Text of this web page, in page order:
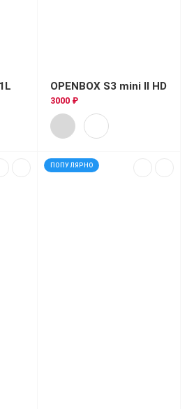
OPENBOX S3 mini II HD
3000 ₽
ПОПУЛЯРНО